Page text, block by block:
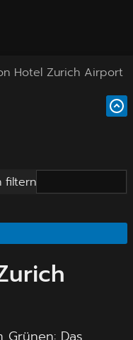
Hotel Zurich Airport
filtern